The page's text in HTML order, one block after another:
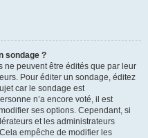
sondage ?
ne peuvent être édités que par leur
Pour éditer un sondage, éditez
car le sondage est
n’a encore voté, il est
ses options. Cependant, si
et les administrateurs
empêche de modifier les